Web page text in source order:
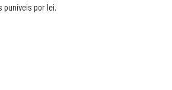
puníveis por lei.